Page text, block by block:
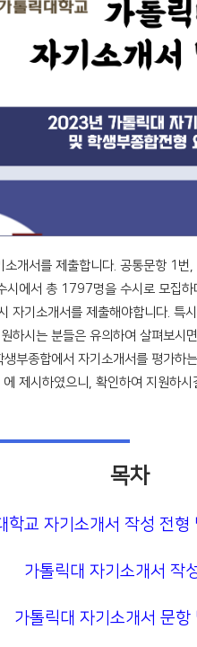
개서를 제출합니다. 공통문항 1
시에서 총 1797명을 수시로 모집하
자기소개서를 제출해야합니다. 특
하시는 분들은 유의하여 살펴보시
부종합에서 자기소개서를 평가하
에 제시하였으니, 확인하여 지원하시
목차
교 자기소개서 작성 전형
가톨릭대 자기소개서 작
가톨릭대 자기소개서 문항